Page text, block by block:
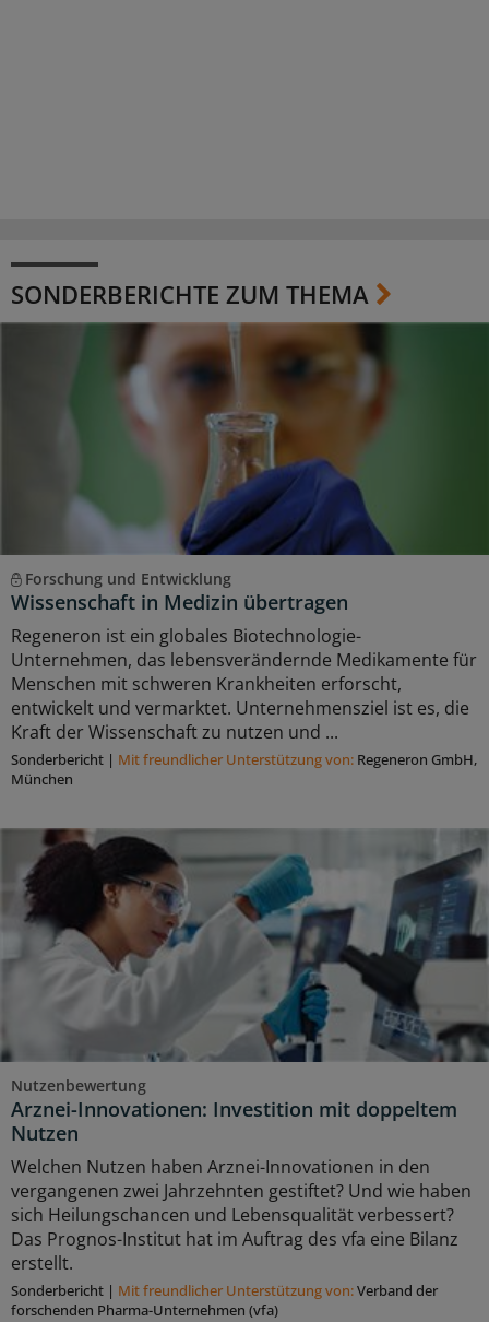
SONDERBERICHTE ZUM THEMA
Forschung und Entwicklung
Wissenschaft in Medizin übertragen
Regeneron ist ein globales Biotechnologie-
Unternehmen, das lebensverändernde Medikamente für
Menschen mit schweren Krankheiten erforscht,
entwickelt und vermarktet. Unternehmensziel ist es, die
Kraft der Wissenschaft zu nutzen und ...
Sonderbericht | Mit freundlicher Unterstützung von: Regeneron GmbH,
München
Nutzenbewertung
Arznei-Innovationen: Investition mit doppeltem
Nutzen
Welchen Nutzen haben Arznei-Innovationen in den
vergangenen zwei Jahrzehnten gestiftet? Und wie haben
sich Heilungschancen und Lebensqualität verbessert?
Das Prognos-Institut hat im Auftrag des vfa eine Bilanz
erstellt.
Sonderbericht | Mit freundlicher Unterstützung von:Verband der
forschenden Pharma-Unternehmen (vfa)